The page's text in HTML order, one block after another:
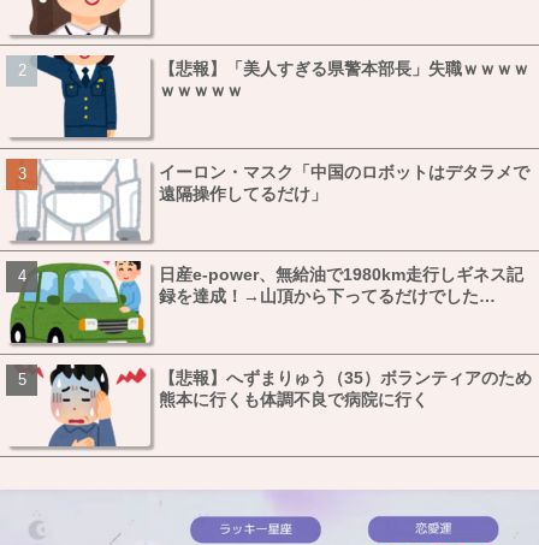
【悲報】「美人すぎる県警本部長」失職ｗｗｗｗ
ｗｗｗｗｗ
イーロン・マスク「中国のロボットはデタラメで
遠隔操作してるだけ」
日産e-power、無給油で1980km走行しギネス記
録を達成！→山頂から下ってるだけでした…
【悲報】へずまりゅう（35）ボランティアのため
熊本に行くも体調不良で病院に行く